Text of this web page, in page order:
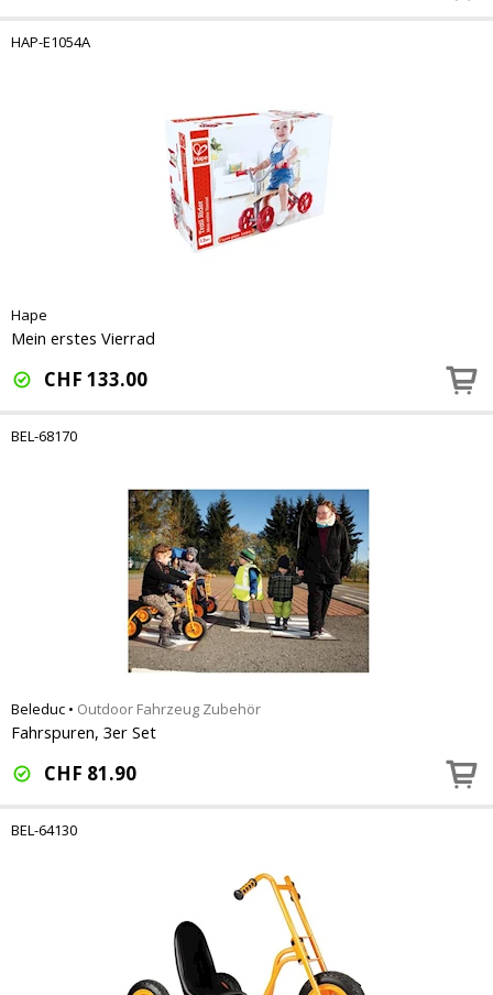
HAP-E1054A
Hape
Mein erstes Vierrad
CHF 133.00
BEL-68170
Beleduc • Outdoor Fahrzeug Zubehör
Fahrspuren, 3er Set
CHF 81.90
BEL-64130